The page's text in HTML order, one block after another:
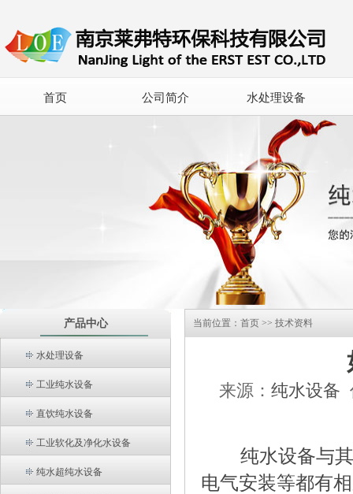
首页 公司简介 水处理设备
产品中心
水处理设备
工业纯水设备
直饮纯水设备
工业软化及净化水设备
纯水超纯水设备
当前位置： 首页 >> 技术资料
来源： 纯水设备
纯水设备与
电气安装等都有